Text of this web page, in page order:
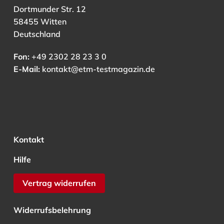
Dortmunder Str. 12
58455 Witten
Deutschland
Fon:+49 2302 28 23 3 0
E-Mail: kontakt@etm-testmagazin.de
Kontakt
Hilfe
Vertrag widerrufen
Widerrufsbelehrung